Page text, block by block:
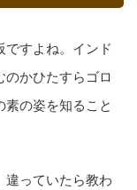
すよね。インド
のかひたすらゴロ
の姿を知ること
違っていたら教わ